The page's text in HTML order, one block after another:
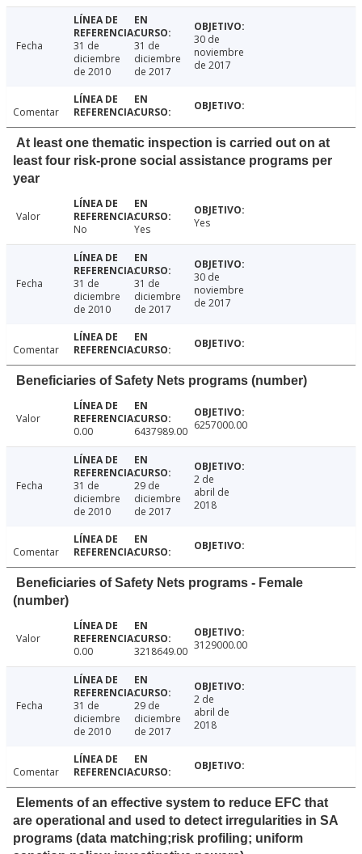
Fecha
31 de
diciembre
de 2010
31 de
diciembre
de 2017
30 de
noviembre
de 2017
Comentar
At least one thematic inspection is carried out on at
least four risk-prone social assistance programs per
year
Valor
No
Yes Yes
Fecha
31 de
diciembre
de 2010
31 de
diciembre
de 2017
30 de
noviembre
de 2017
Comentar
Beneficiaries of Safety Nets programs (number)
Valor
0.00
6437989.00 6257000.00
Fecha
31 de
diciembre
de 2010
29 de
diciembre
de 2017
2 de
abril de
2018
Comentar
Beneficiaries of Safety Nets programs - Female
(number)
Valor
0.00
3218649.00 3129000.00
Fecha
31 de
diciembre
de 2010
29 de
diciembre
de 2017
2 de
abril de
2018
Comentar
Elements of an effective system to reduce EFC that
are operational and used to detect irregularities in SA
programs (data matching;risk profiling; uniform